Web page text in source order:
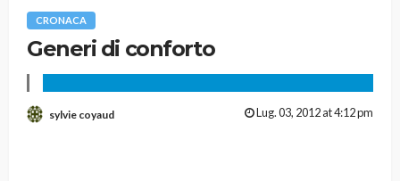
CRONACA
Generi di conforto
sylvie coyaud Lug. 03, 2012 at 4:12 pm